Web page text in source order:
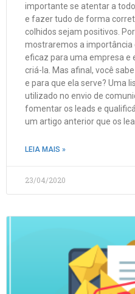
importante se atentar a
e fazer tudo de forma
colhidos sejam positivos.
mostraremos a importância
eficaz para uma empresa e
criá-la. Mas afinal, você
e para que ela serve? Uma
utilizado no envio de
fomentar os leads e
um artigo anterior que os
LEIA MAIS »
23/04/2020